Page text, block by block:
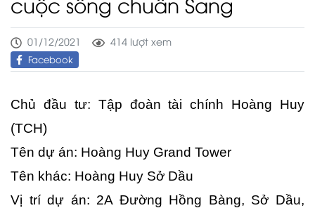
01/12/2021 414 lượt xem
Facebook
Chủ đầu tư: Tập đoàn tài chính Hoàng Huy
(TCH)
Tên dự án: Hoàng Huy Grand Tower
Tên khác: Hoàng Huy Sở Dầu
Vị trí dự án: 2A Đường Hồng Bàng, Sở Dầu,